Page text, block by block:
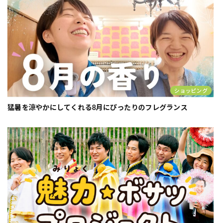
ショッピング
猛暑を涼やかにしてくれる8月にぴったりのフレグランス